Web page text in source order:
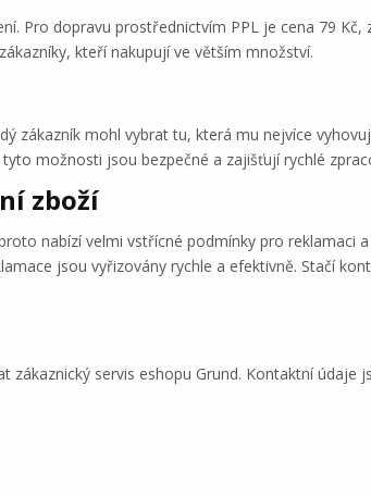
Pro dopravu prostřednictvím PPL je cena 79
kteří nakupují ve větším množství.
zákazník mohl vybrat tu, která mu nejvíce
možnosti jsou bezpečné a zajišťují rychlé
zboží
nabízí velmi vstřícné podmínky pro reklamaci
jsou vyřizovány rychle a efektivně. Stačí
servis eshopu Grund. Kontaktní údaje